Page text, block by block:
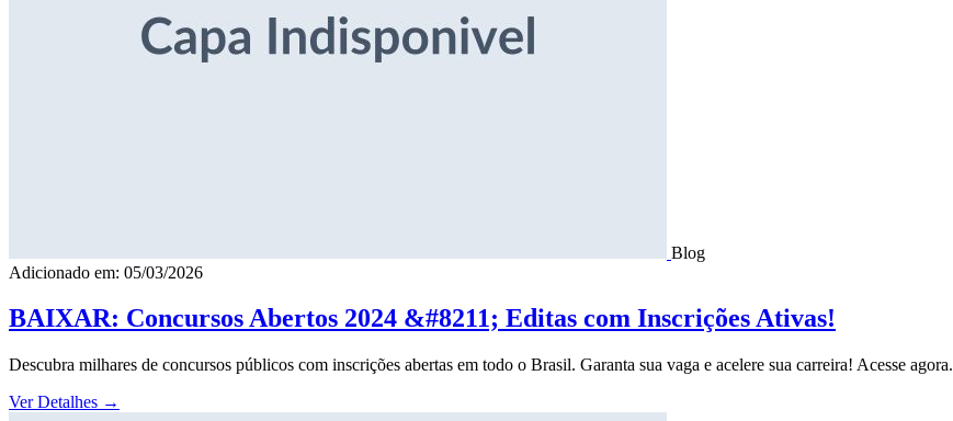
Blog
Adicionado em: 05/03/2026
BAIXAR: Concursos Abertos 2024 &#8211; Editas com Inscrições Ativas!
Descubra milhares de concursos públicos com inscrições abertas em todo o Brasil. Garanta sua vaga e acelere sua carreira! Acesse agora.
Ver Detalhes →